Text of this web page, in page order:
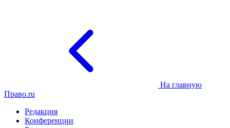
На главную
Право.ru
Редакция
Конференции